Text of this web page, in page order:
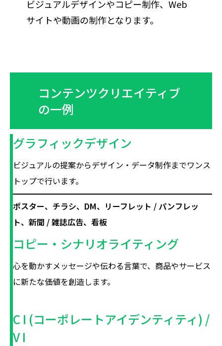
ビジュアルデザインやコピー制作、Web
サイトや動画の制作となります。
コンテンツクリエイティブ
の一例
グラフィックデザイン
ビジュアルの提案からデザイン・データ制作までワンス
トップで行います。
ポスター、チラシ、DM、リーフレット / パンフレッ
ト、新聞 / 雑誌広告、看板
コピー・シナリオライティング
心を動かすメッセージや伝わる言葉で、商品やサービス
に新たな価値を創造します。
C I (コーポレートアイデンティティ) /
V I